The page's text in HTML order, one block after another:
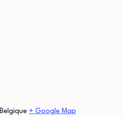
Belgique + Google Map